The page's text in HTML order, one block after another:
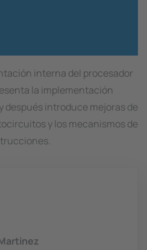
interna del procesador
la implementación
después introduce mejoras de
y los mecanismos de